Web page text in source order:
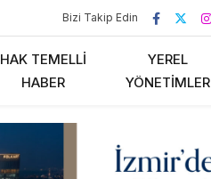
Bizi Takip Edin
HAK TEMELLI
HABER
YEREL
YÖNETIMLER